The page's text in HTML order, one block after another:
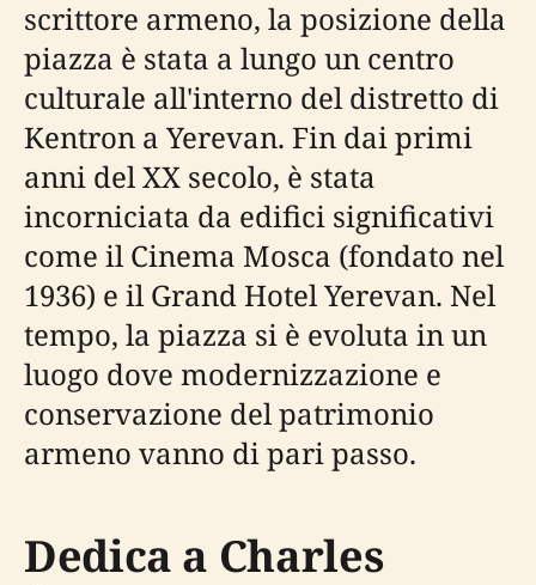
scrittore armeno, la posizione della
piazza è stata a lungo un centro
culturale all'interno del distretto di
Kentron a Yerevan. Fin dai primi
anni del XX secolo, è stata
incorniciata da edifici significativi
come il Cinema Mosca (fondato nel
1936) e il Grand Hotel Yerevan. Nel
tempo, la piazza si è evoluta in un
luogo dove modernizzazione e
conservazione del patrimonio
armeno vanno di pari passo.
Dedica a Charles